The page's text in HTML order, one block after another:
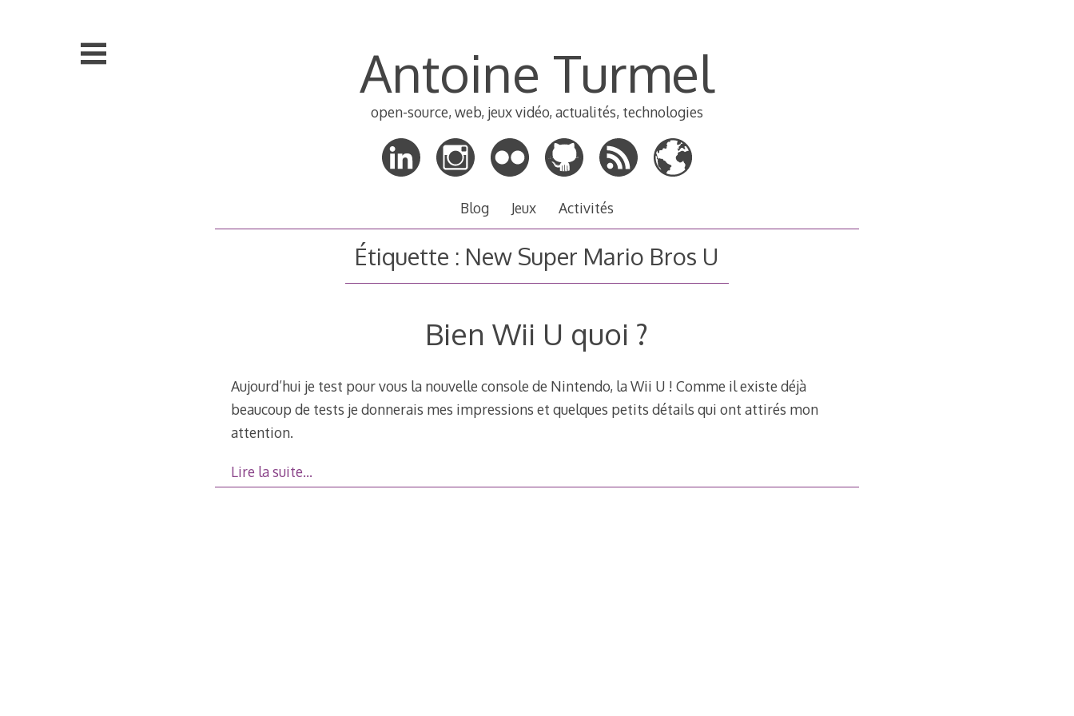
Antoine Turmel
open-source, web, jeux vidéo, actualités, technologies
Blog Jeux Activités
Étiquette : New Super Mario Bros U
Bien Wii U quoi ?
Aujourd’hui je test pour vous la nouvelle console de Nintendo, la Wii U ! Comme il existe déjà
beaucoup de tests je donnerais mes impressions et quelques petits détails qui ont attirés mon
attention.
Lire la suite…